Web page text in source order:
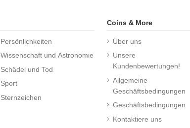
Persönlichkeiten
Wissenschaft und Astronomie
Schädel und Tod
Sport
Sternzeichen
Coins & More
Über uns
Unsere
Kundenbewertungen!
Allgemeine
Geschäftsbedingungen
Geschäftsbedingungen
Kontaktiere uns